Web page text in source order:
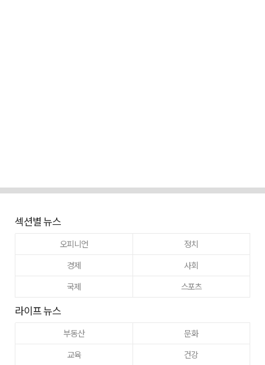
섹션별 뉴스
오피니언
정치
경제
사회
국제
스포츠
라이프 뉴스
부동산
문화
교육
건강